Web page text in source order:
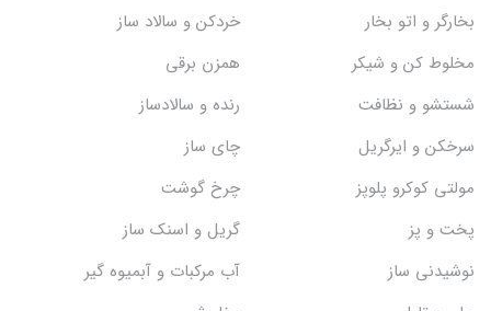
بخارگر و اتو بخار
خردکن و سالاد ساز
مخلوط کن و شیکر
همزن برقی
شستشو و نظافت
رنده و سالادساز
سرخکن و ایرگریل
چای ساز
مولتی کوکرو پلوپز
چرخ گوشت
پخت و پز
گریل و اسنک‌ ساز
نوشیدنی ساز
آب مرکبات و آبمیوه گیر